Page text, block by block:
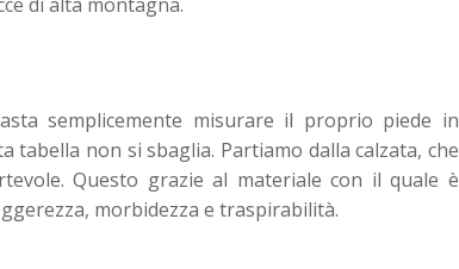
semplicemente misurare il proprio piede in
tabella non si sbaglia. Partiamo dalla calzata, che
Questo grazie al materiale con il quale è
morbidezza e traspirabilità.